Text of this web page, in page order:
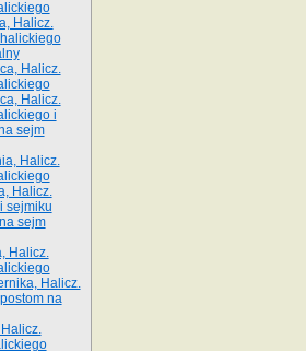
Halicz.
Halicz.
Halicz.
i
sejm
Halicz.
Halicz.
sejmiku
sejm
Halicz.
Halicz.
na